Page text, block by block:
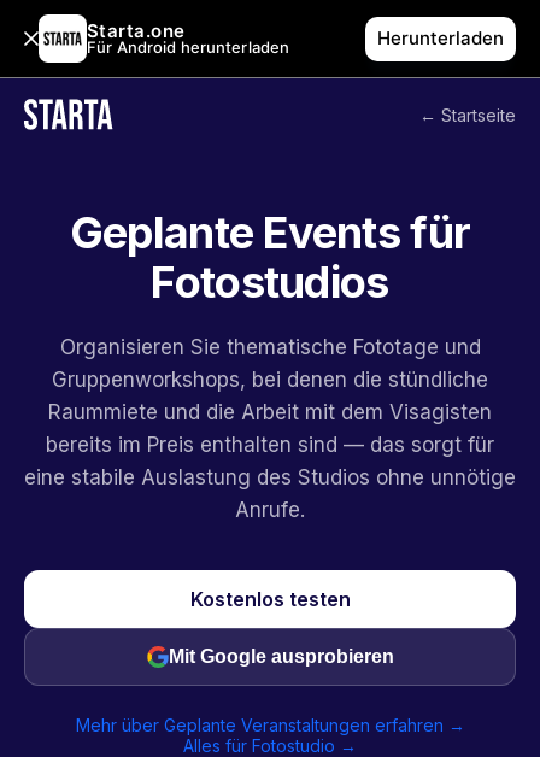
Starta.one
Für Android herunterladen Herunterladen
← Startseite
Geplante Events für
Fotostudios
Organisieren Sie thematische Fototage und
Gruppenworkshops, bei denen die stündliche
Raummiete und die Arbeit mit dem Visagisten
bereits im Preis enthalten sind — das sorgt für
eine stabile Auslastung des Studios ohne unnötige
Anrufe.
Kostenlos testen
Mit Google ausprobieren
Mehr über Geplante Veranstaltungen erfahren →
Alles für Fotostudio →